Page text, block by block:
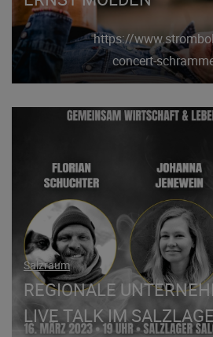
https://
concert-
Salzraum
REGIONALE
LIVE TALK IM